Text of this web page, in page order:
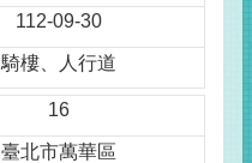
112-09-30
騎樓、人行道
16
臺北市萬華區